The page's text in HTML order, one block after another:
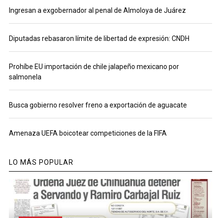
Ingresan a exgobernador al penal de Almoloya de Juárez
Diputadas rebasaron límite de libertad de expresión: CNDH
Prohíbe EU importación de chile jalapeño mexicano por
salmonela
Busca gobierno resolver freno a exportación de aguacate
Amenaza UEFA boicotear competiciones de la FIFA
LO MÁS POPULAR